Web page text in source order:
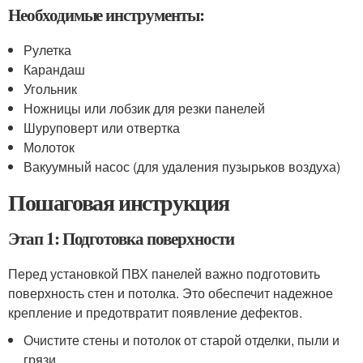
Необходимые инструменты:
Рулетка
Карандаш
Угольник
Ножницы или лобзик для резки панелей
Шуруповерт или отвертка
Молоток
Вакуумный насос (для удаления пузырьков воздуха)
Пошаговая инструкция
Этап 1: Подготовка поверхности
Перед установкой ПВХ панелей важно подготовить
поверхность стен и потолка. Это обеспечит надежное
крепление и предотвратит появление дефектов.
Очистите стены и потолок от старой отделки, пыли и